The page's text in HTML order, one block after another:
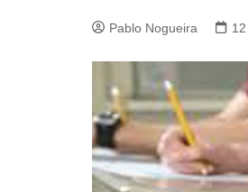
Pablo Nogueira